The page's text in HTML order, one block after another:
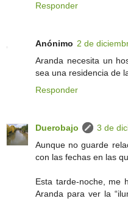
Responder
Anónimo 2 de
Aranda necesita un
sea una residencia de
Responder
Duerobajo
3 de
Aunque no guarde
con las fechas en las
Esta tarde-noche, me
Aranda para ver la